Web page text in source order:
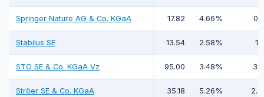
Springer Nature AG & Co. KGaA 17.82 4.66%
Stabilus SE 13.54 2.58%
STO SE & Co. KGaA Vz 95.00 3.48%
Ströer SE & Co. KGaA 35.18 5.26%